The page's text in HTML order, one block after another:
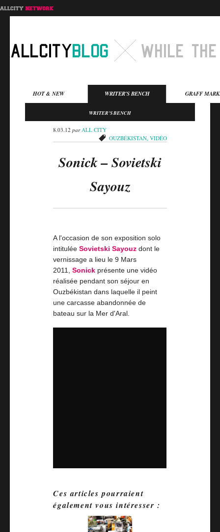
Aller au contenu
Aller au contenu
HOT & NEW WRITER'S BENCH GRAFF
WRITER'S BENCH
8.03.12 par ALL CITY
OUZBÉKISTAN, VIDÉO
Sonick – Sovietski
Sayouz
A l'occasion de son exposition solo
intituléeSovietski Sayouz dont le
vernissage a lieu le 9 Mars
2011,Sonick présente une vidéo
réalisée pendant son séjour en
Ouzbékistan dans laquelle il peint
une carcasse abandonnée de
bateau sur la Mer d'Aral.
Ces articles pourraient
également vous intéresser :